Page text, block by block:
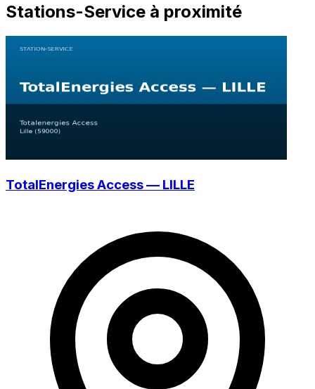
Stations-Service à proximité
TotalEnergies Access — LILLE